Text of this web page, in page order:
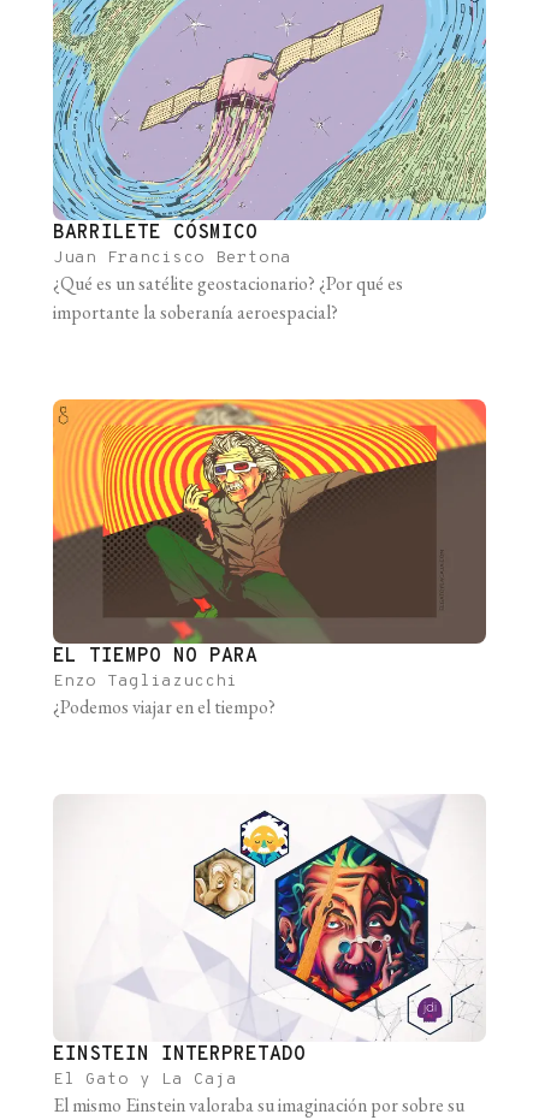
BARRILETE CÓSMICO
Juan Francisco Bertona
¿Qué es un satélite geostacionario? ¿Por qué es
importante la soberanía aeroespacial?
EL TIEMPO NO PARA
Enzo Tagliazucchi
¿Podemos viajar en el tiempo?
EINSTEIN INTERPRETADO
El Gato y La Caja
El mismo Einstein valoraba su imaginación por sobre su